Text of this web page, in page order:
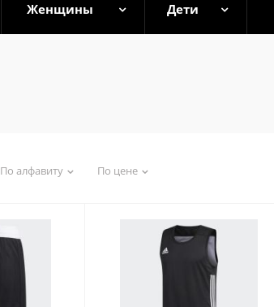
Женщины Дети
По алфавиту По цене